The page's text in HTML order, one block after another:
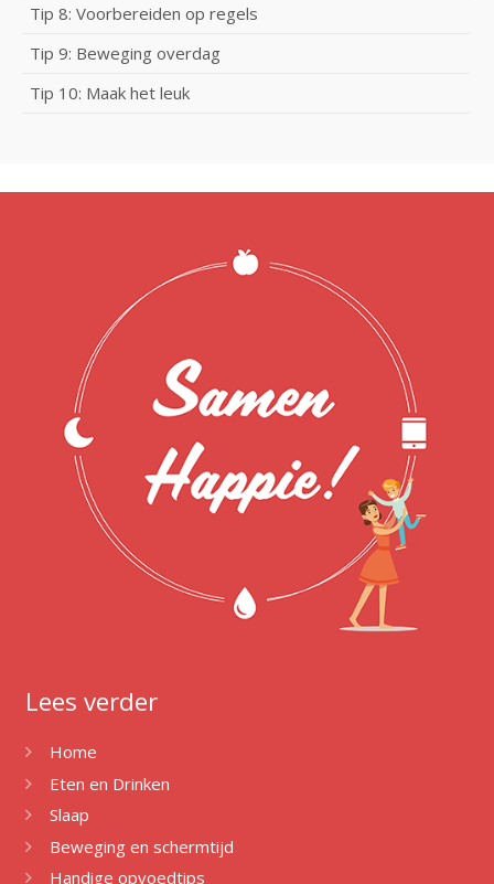
Tip 8: Voorbereiden op regels
Tip 9: Beweging overdag
Tip 10: Maak het leuk
Lees verder
Home
Eten en Drinken
Slaap
Beweging en schermtijd
Handige opvoedtips